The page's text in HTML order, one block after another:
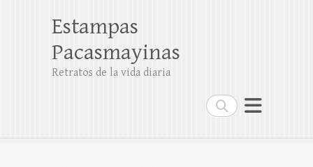
Search
Estampas
Pacasmayinas
Retratos de la vida diaria